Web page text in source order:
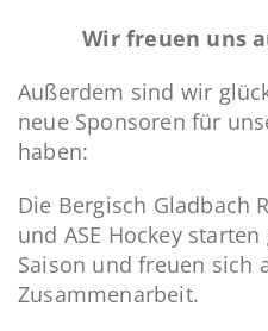
Wir freuen uns
Außerdem sind wir
neue Sponsoren für
haben:
Die Bergisch Gladbach
und ASE Hockey
Saison und freuen sich
Zusammenarbeit.